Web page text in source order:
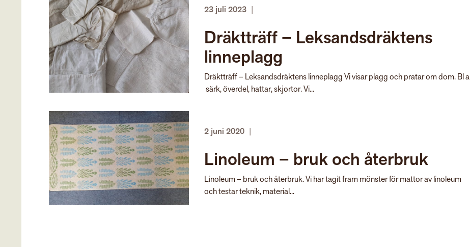
23 juli 2023
Dräktträff – Leksandsdräktens
linneplagg
Dräktträff – Leksandsdräktens linneplagg Vi visar plagg och pratar om dom. Bl a
särk, överdel, hattar, skjortor. Vi...
2 juni 2020
Linoleum – bruk och återbruk
Linoleum – bruk och återbruk. Vi har tagit fram mönster för mattor av linoleum
och testar teknik, material...